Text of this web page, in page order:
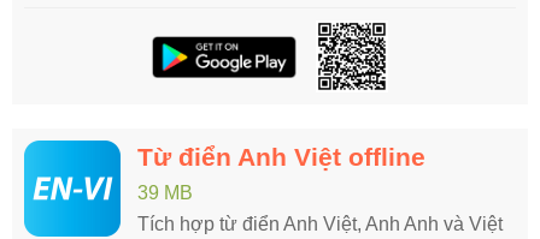
Từ điển Anh Việt offline
39 MB
Tích hợp từ điển Anh Việt, Anh Anh và Việt